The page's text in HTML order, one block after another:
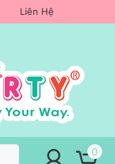
Liên Hệ
0